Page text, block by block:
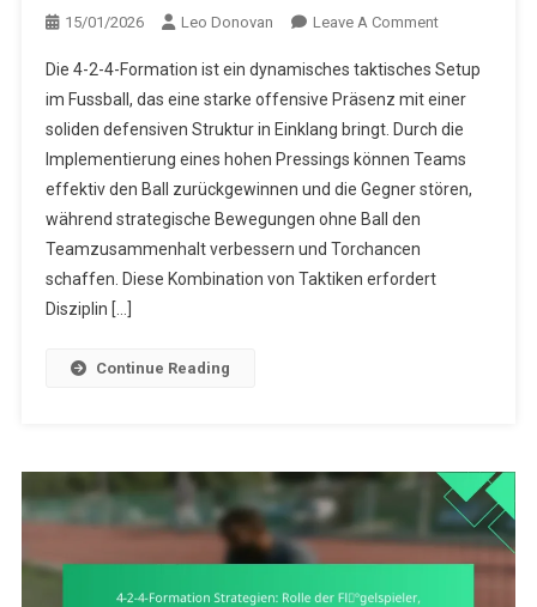
15/01/2026 Leo Donovan Leave A CommentOn
2-
4
Formation
Strategien:
Hoher
Die 4-2-4-Formation ist ein dynamisches taktisches Setup
im Fussball, das eine starke offensive Präsenz mit einer
soliden defensiven Struktur in Einklang bringt. Durch die
Implementierung eines hohen Pressings können Teams
effektiv den Ball zurückgewinnen und die Gegner stören,
während strategische Bewegungen ohne Ball den
Teamzusammenhalt verbessern und Torchancen
schaffen. Diese Kombination von Taktiken erfordert
Disziplin […]
Continue Reading